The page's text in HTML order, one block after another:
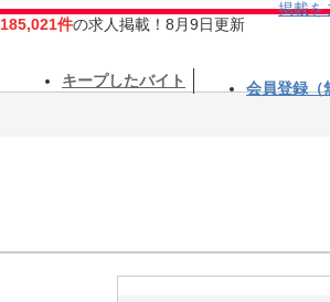
185,021件の求人掲載！8月9日更新
掲載を
キープしたバイト 会員登録（